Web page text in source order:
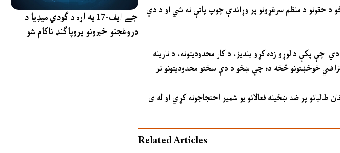
جے ایف-17 په اړه د ګودي میډیا د
دروغجنو خبرونو پروپاګنډ ناکام شو
ښځو د حقونو د منظم سرغړونو پر وړاندې چوپ پاتې نه شي او د دې
لګولي دي چې پکې د لوړو زده کړو بندیز، د کار محدودیتونه، د نارینه
خوځښتونو څخه ده چې ښځو د دې سختو محدودیتونو تر
پر ضد ښځینه فعالانو یو شمیر احتجاجونه کړي او له ی
Related Articles